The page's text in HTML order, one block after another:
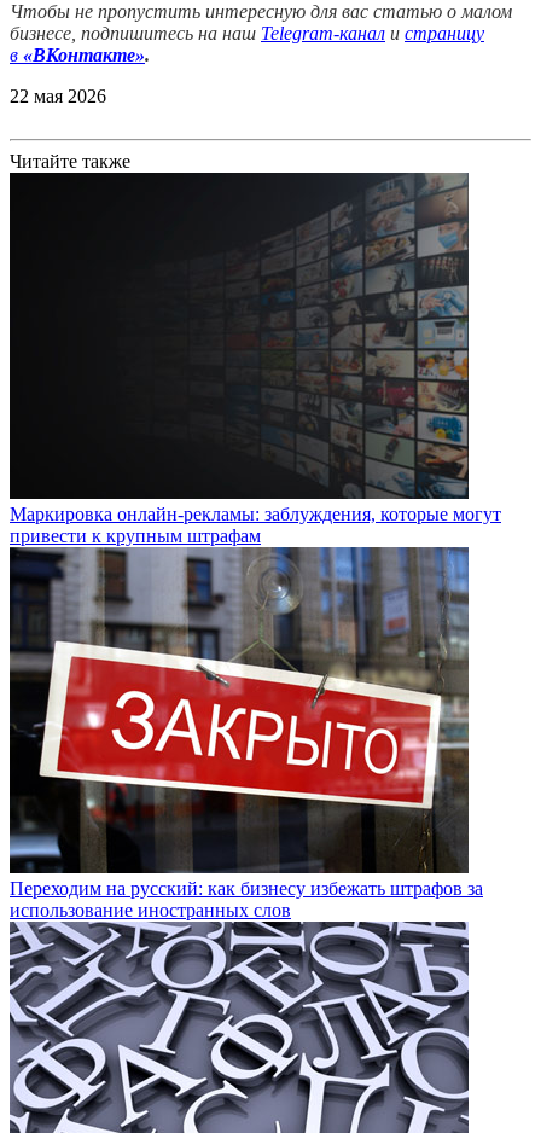
Чтобы не пропустить интересную для вас статью о малом
бизнесе, подпишитесь на наш Telegram-канал и страницу
в «ВКонтакте».
22 мая 2026
Читайте также
Маркировка онлайн-рекламы: заблуждения, которые могут
привести к крупным штрафам
Переходим на русский: как бизнесу избежать штрафов за
использование иностранных слов